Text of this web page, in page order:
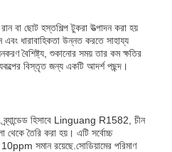
বা ছোট হস্তশিল্প টুকরা উত্পাদন করা হয়
ধারাবাহিকতা উন্নত করতে সাহায্য
বৈশিষ্ট্য, শুকানোর সময় তার কম ক্ষতির
বিস্তৃত জন্য একটি আদর্শ পছন্দ।
ব্র্যান্ডেড হিসাবে Linguang R1582, চীন
থেকে তৈরি করা হয়। এটি সর্বোচ্চ
সমান রয়েছে.সোডিয়ামের পরিমাণ